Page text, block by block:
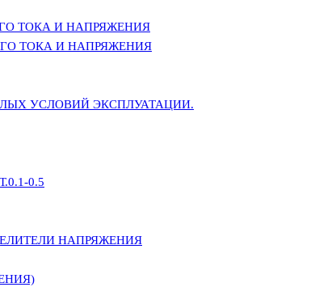
ТОКА И НАПРЯЖЕНИЯ
ТОКА И НАПРЯЖЕНИЯ
УСЛОВИЙ ЭКСПЛУАТАЦИИ.
0.5
НАПРЯЖЕНИЯ